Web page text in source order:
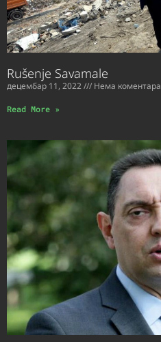
Rušenje Savamale
децембар 11, 2022 Нема коментара
Read More »